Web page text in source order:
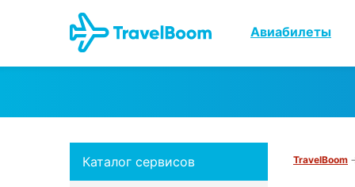
Авиабилеты
Каталог сервисов TravelBoom